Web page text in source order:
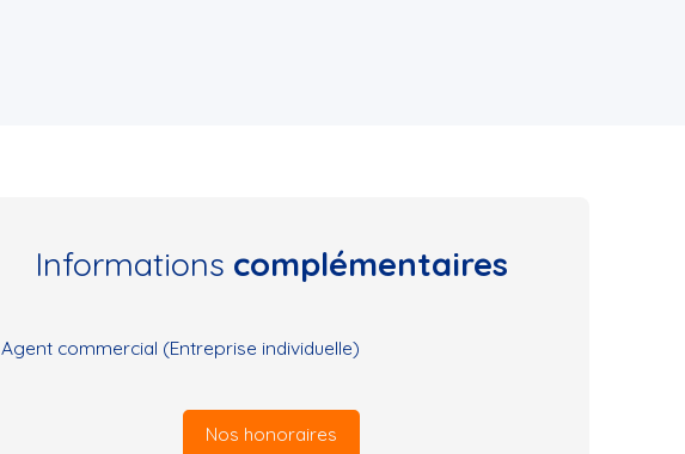
Informations complémentaires
Agent commercial (Entreprise individuelle)
Nos honoraires